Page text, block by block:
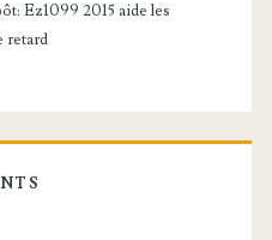
Ez1099 2015 aide les
retard